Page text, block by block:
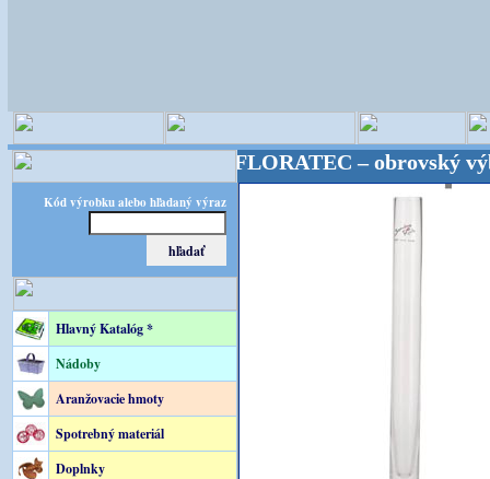
Kód výrobku alebo hľadaný výraz
Hlavný Katalóg *
Nádoby
Aranžovacie hmoty
Spotrebný materiál
Doplnky
potreby! FLORATEC – obrovský výber –